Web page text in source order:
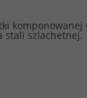
komponowanej
stali szlachetnej.